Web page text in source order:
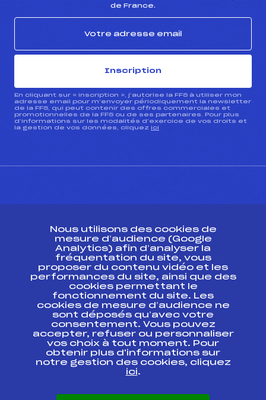
de France.
Inscription
En cliquant sur « inscription », j’autorise la FFS à utiliser mon
adresse email pour m’envoyer périodiquement la newsletter
de la FFS, qui peut contenir des offres commerciales et
promotionnelles de la FFS ou de ses partenaires. Pour plus
d’informations sur les modalités d’exercice de vos droits et
la gestion de vos données, cliquez ici
Ressources
Pass’Neige
Projet sportif fédéral
Projet de performance fédéral
Antidopage
Pôle Développement, Formation, Suivi
Scientifique
Listes ministérielles
Pôle vie de l’athlète
Enseignement professionnel
Nous utilisons des cookies de
mesure d’audience (Google
Analytics) afin d’analyser la
fréquentation du site, vous
proposer du contenu vidéo et les
performances du site, ainsi que des
cookies permettant le
fonctionnement du site. Les
cookies de mesure d’audience ne
sont déposés qu’avec votre
consentement. Vous pouvez
accepter, refuser ou personnaliser
vos choix à tout moment. Pour
obtenir plus d'informations sur
notre gestion des cookies, cliquez
ici.